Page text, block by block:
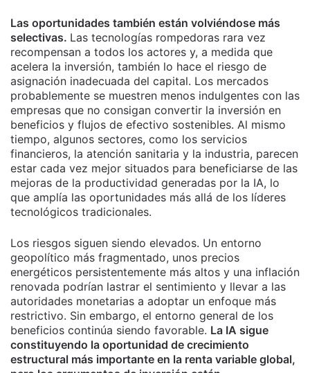
Las oportunidades también están volviéndose más
selectivas. Las tecnologías rompedoras rara vez
recompensan a todos los actores y, a medida que
acelera la inversión, también lo hace el riesgo de
asignación inadecuada del capital. Los mercados
probablemente se muestren menos indulgentes con las
empresas que no consigan convertir la inversión en
beneficios y flujos de efectivo sostenibles. Al mismo
tiempo, algunos sectores, como los servicios
financieros, la atención sanitaria y la industria, parecen
estar cada vez mejor situados para beneficiarse de las
mejoras de la productividad generadas por la IA, lo
que amplía las oportunidades más allá de los líderes
tecnológicos tradicionales.
Los riesgos siguen siendo elevados. Un entorno
geopolítico más fragmentado, unos precios
energéticos persistentemente más altos y una inflación
renovada podrían lastrar el sentimiento y llevar a las
autoridades monetarias a adoptar un enfoque más
restrictivo. Sin embargo, el entorno general de los
beneficios continúa siendo favorable. La IA sigue
constituyendo la oportunidad de crecimiento
estructural más importante en la renta variable global,